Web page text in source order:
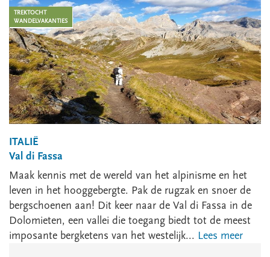
TREKTOCHT
WANDELVAKANTIES
ITALIË
Val di Fassa
Maak kennis met de wereld van het alpinisme en het
leven in het hooggebergte. Pak de rugzak en snoer de
bergschoenen aan! Dit keer naar de Val di Fassa in de
Dolomieten, een vallei die toegang biedt tot de meest
imposante bergketens van het westelijk... Lees meer